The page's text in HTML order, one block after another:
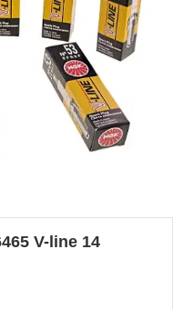
V-line 14